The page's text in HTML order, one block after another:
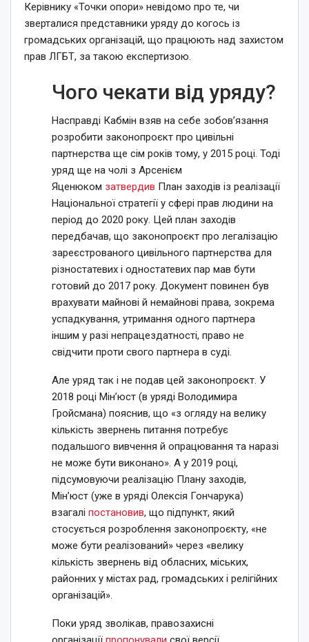
Керівнику «Точки опори» невідомо про те, чи
зверталися представники уряду до когось із
громадських організацій, що працюють над захистом
прав ЛГБТ, за такою експертизою.
Чого чекати від уряду?
Насправді Кабмін взяв на себе зобовʼязання
розробити законопроєкт про цивільні
партнерства ще сім років тому, у 2015 році. Тоді
уряд ще на чолі з Арсенієм
Яценюком затвердив План заходів із реалізації
Національної стратегії у сфері прав людини на
період до 2020 року. Цей план заходів
передбачав, що законопроєкт про легалізацію
зареєстрованого цивільного партнерства для
різностатевих і одностатевих пар мав бути
готовий до 2017 року. Документ повинен був
врахувати майнові й немайнові права, зокрема
успадкування, утримання одного партнера
іншим у разі непрацездатності, право не
свідчити проти свого партнера в суді.
Але уряд так і не подав цей законопроєкт. У
2018 році Мінʼюст (в уряді Володимира
Гройсмана) пояснив, що «з огляду на велику
кількість звернень питання потребує
подальшого вивчення й опрацювання та наразі
не може бути виконано». А у 2019 році,
підсумовуючи реалізацію Плану заходів,
Мін’юст (уже в уряді Олексія Гончарука)
взагалі постановив, що підпункт, який
стосується розроблення законопроєкту, «не
може бути реалізований» через «велику
кількість звернень від обласних, міських,
районних у містах рад, громадських і релігійних
організацій».
Поки уряд зволікав, правозахисні